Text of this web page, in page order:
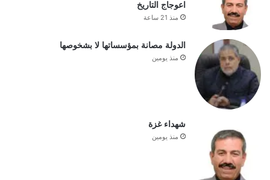
اعوجاج التاريخ
منذ 21 ساعة
الدولة مصانة بمؤسساتها لا بشخوصها
منذ يومين
شهداء غزة
منذ يومين